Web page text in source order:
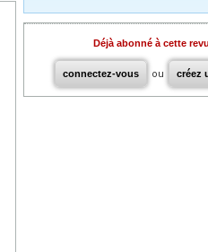
Déjà abonné à cette
connectez-vous ou créez